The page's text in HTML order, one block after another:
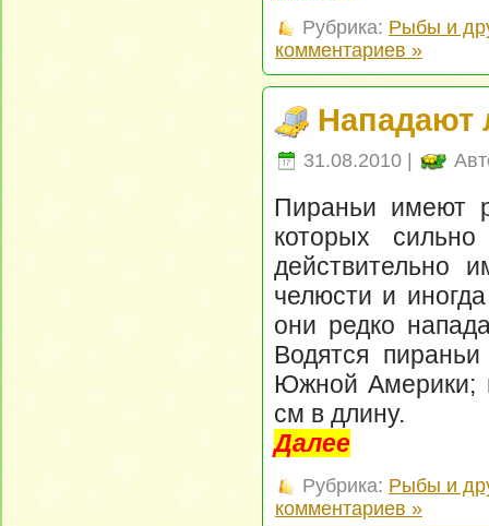
Рубрика: Рыбы и
комментариев »
Нападают
31.08.2010 |
Пираньи имеют
которых
действительно
челюсти и
они редко
Водятся
Южной Америки;
см в длину.
Далее
Рубрика: Рыбы и
комментариев »